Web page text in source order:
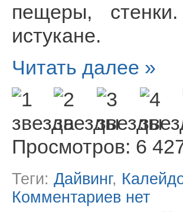
пещеры,
истукане.
Читать далее »
Просмотров: 6
Теги: Дайвинг,
Комментариев нет